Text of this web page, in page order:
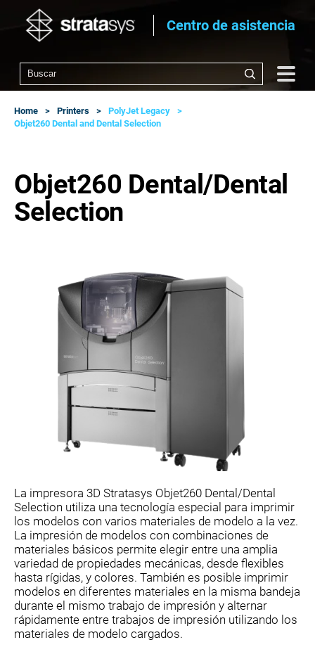
Centro de asistencia
Home Printers
PolyJet Legacy
Objet260 Dental and Dental Selection
Objet260 Dental/Dental
Selection
La impresora 3D Stratasys Objet260 Dental/Dental
Selection utiliza una tecnología especial para imprimir
los modelos con varios materiales de modelo a la vez.
La impresión de modelos con combinaciones de
materiales básicos permite elegir entre una amplia
variedad de propiedades mecánicas, desde flexibles
hasta rígidas, y colores. También es posible imprimir
modelos en diferentes materiales en la misma bandeja
durante el mismo trabajo de impresión y alternar
rápidamente entre trabajos de impresión utilizando los
materiales de modelo cargados.